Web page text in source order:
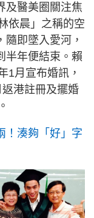
及醫美圈關注焦
依晨」之稱的空
即墜入愛河，
半年便結束。賴
1月宣布婚訊，
港註冊及擺婚
！湊夠「好」字